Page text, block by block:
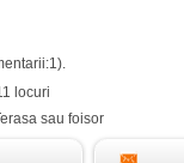
1 ).
locuri
sau foisor